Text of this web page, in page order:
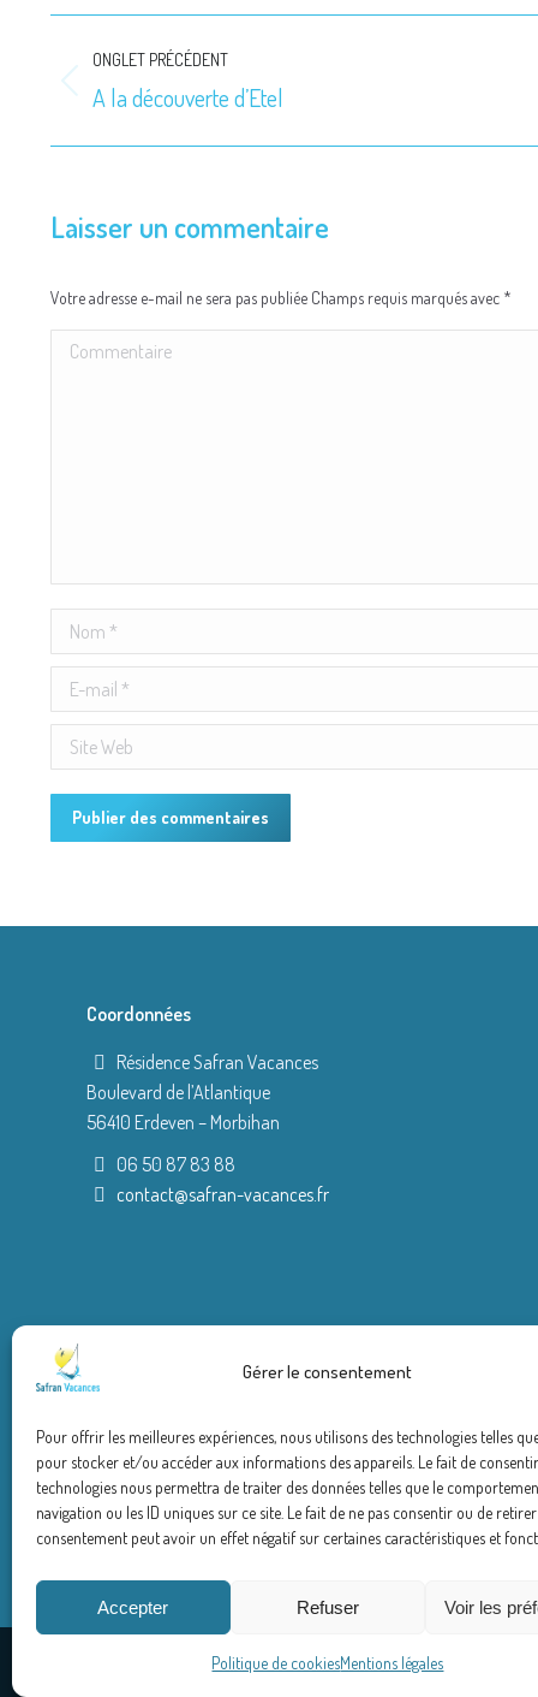
Gérer le consentement
Pour offrir les meilleures expériences, nous utilisons des technologies telles
pour stocker et/ou accéder aux informations des appareils. Le fait de
technologies nous permettra de traiter des données telles que le
navigation ou les ID uniques sur ce site. Le fait de ne pas consentir ou de
consentement peut avoir un effet négatif sur certaines caractéristiques et
Accepter Refuser Voir les
Politique de cookiesMentions légales
Navigation
de
commentaire
ONGLET PRÉCÉDENT
Onglet
A la découverte d’Etel
Laisser un commentaire
Votre adresse e-mail ne sera pas publiée Champs requis marqués avec *
Commentaire
Nom *
E-mail *
Site Web
Publier des commentaires
Coordonnées
Résidence Safran Vacances
Boulevard de l’Atlantique
56410 Erdeven – Morbihan
06 50 87 83 88
contact@safran-vacances.fr
© Safran Vacances|Une réalisation :E-Dilik